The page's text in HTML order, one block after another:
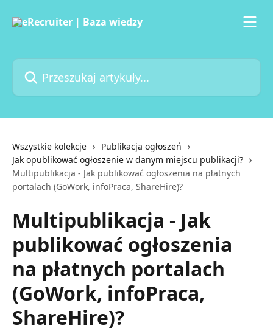
Przeszukaj artykuły...
Wszystkie kolekcje
Publikacja ogłoszeń
Jak opublikować ogłoszenie w danym miejscu publikacji?
Multipublikacja - Jak publikować ogłoszenia na płatnych
portalach (GoWork, infoPraca, ShareHire)?
Multipublikacja - Jak
publikować ogłoszenia
na płatnych portalach
(GoWork, infoPraca,
ShareHire)?